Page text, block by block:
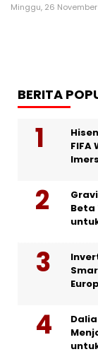
Minggu, 26
BERITA
FIFA
Beta